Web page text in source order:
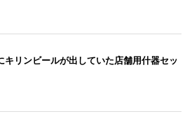
キリンビールが出していた店舗用什器セッ